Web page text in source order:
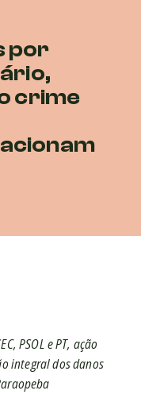
por
crime
PSOL e PT, ação
integral dos danos